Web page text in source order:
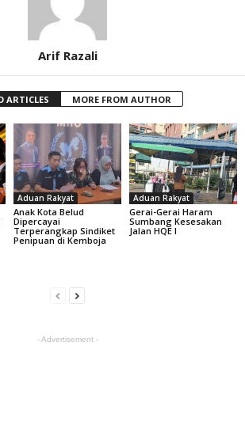
Arif Razali
ARTICLES MORE FROM AUTHOR
Aduan Rakyat
Anak Kota Belud
Dipercayai
Terperangkap Sindiket
Penipuan di Kemboja
Aduan Rakyat
Gerai-Gerai Haram
Sumbang Kesesakan
Jalan HQE I
- Advertisement -